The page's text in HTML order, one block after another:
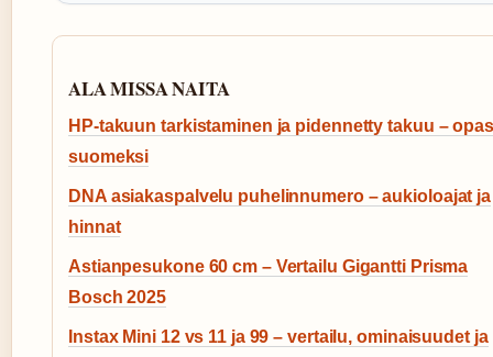
ALA MISSA NAITA
HP-takuun tarkistaminen ja pidennetty takuu – opas
suomeksi
DNA asiakaspalvelu puhelinnumero – aukioloajat ja
hinnat
Astianpesukone 60 cm – Vertailu Gigantti Prisma
Bosch 2025
Instax Mini 12 vs 11 ja 99 – vertailu, ominaisuudet ja